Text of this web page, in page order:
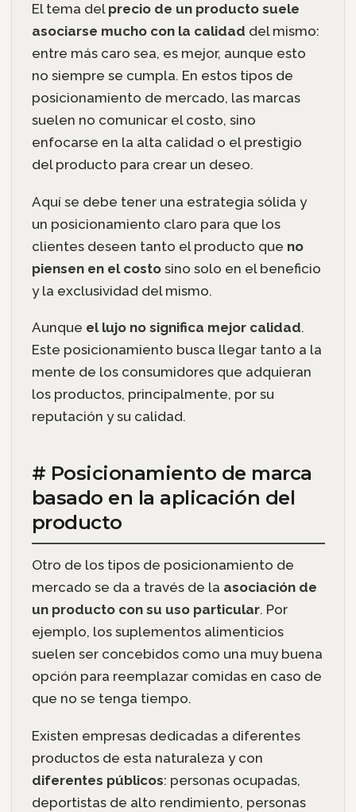
El tema del precio de un producto suele
asociarse mucho con la calidad del mismo:
entre más caro sea, es mejor, aunque esto
no siempre se cumpla. En estos tipos de
posicionamiento de mercado, las marcas
suelen no comunicar el costo, sino
enfocarse en la alta calidad o el prestigio
del producto para crear un deseo.
Aquí se debe tener una estrategia sólida y
un posicionamiento claro para que los
clientes deseen tanto el producto que no
piensen en el costo sino solo en el beneficio
y la exclusividad del mismo.
Aunque el lujo no significa mejor calidad.
Este posicionamiento busca llegar tanto a la
mente de los consumidores que adquieran
los productos, principalmente, por su
reputación y su calidad.
# Posicionamiento de marca
basado en la aplicación del
producto
Otro de los tipos de posicionamiento de
mercado se da a través de la asociación de
un producto con su uso particular. Por
ejemplo, los suplementos alimenticios
suelen ser concebidos como una muy buena
opción para reemplazar comidas en caso de
que no se tenga tiempo.
Existen empresas dedicadas a diferentes
productos de esta naturaleza y con
diferentes públicos: personas ocupadas,
deportistas de alto rendimiento, personas